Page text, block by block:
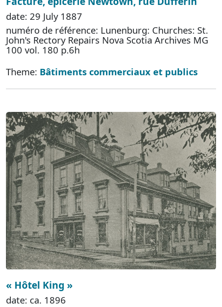
date: 29 July 1887
numéro de référence: Lunenburg: Churches: St.
John's Rectory Repairs Nova Scotia Archives MG
100 vol. 180 p.6h
Theme: Bâtiments commerciaux et publics
« Hôtel King »
date: ca. 1896